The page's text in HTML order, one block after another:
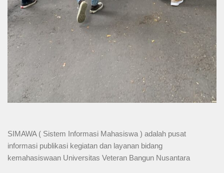
SIMAWA ( Sistem Informasi Mahasiswa ) adalah pusat
informasi publikasi kegiatan dan layanan bidang
kemahasiswaan Universitas Veteran Bangun Nusantara